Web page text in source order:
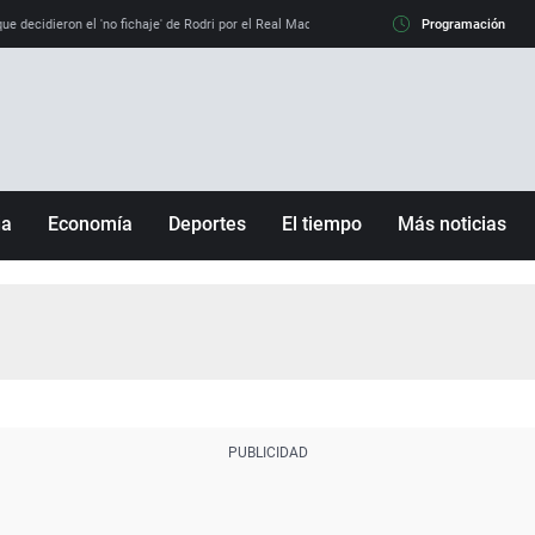
decidieron el 'no fichaje' de Rodri por el Real Madrid y su 'sí' al Barça La llamada
Programación
Economía Deportes El tiempo Más noticias